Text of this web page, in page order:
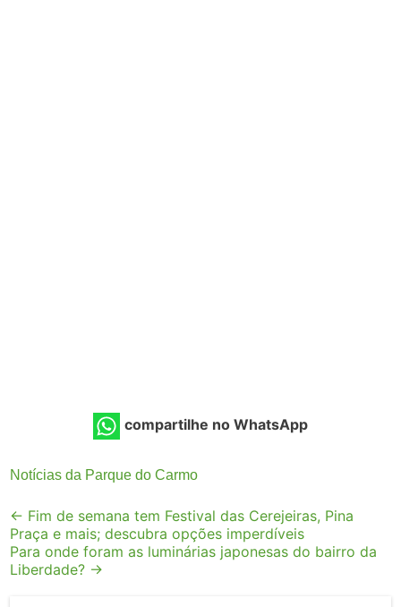
compartilhe no WhatsApp
Notícias da Parque do Carmo
Post
navigation
← Fim de semana tem Festival das Cerejeiras, Pina
Praça e mais; descubra opções imperdíveis
Para onde foram as luminárias japonesas do bairro da
Liberdade? →